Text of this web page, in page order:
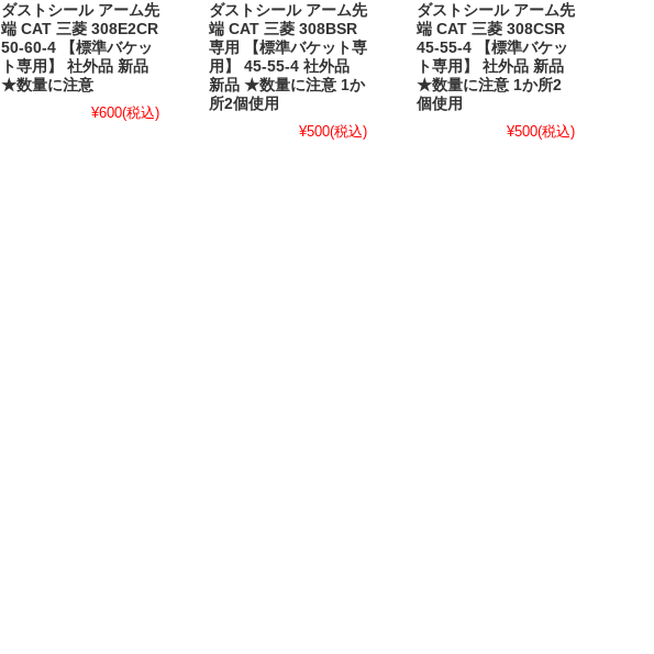
ダストシール アーム先
端 CAT 三菱 308E2CR
50-60-4 【標準バケッ
ト専用】 社外品 新品
★数量に注意
¥600(税込)
ダストシール アーム先
端 CAT 三菱 308BSR
専用 【標準バケット専
用】 45-55-4 社外品
新品 ★数量に注意 1か
所2個使用
¥500(税込)
ダストシール アーム先
端 CAT 三菱 308CSR
45-55-4 【標準バケッ
ト専用】 社外品 新品
★数量に注意 1か所2
個使用
¥500(税込)